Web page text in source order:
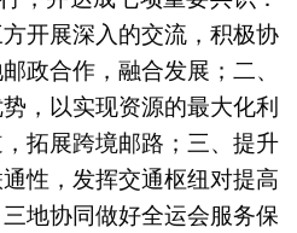
开展深入的交流，积极协
政合作，融合发展；二、
，以实现资源的最大化利
拓展跨境邮路；三、提升
性，发挥交通枢纽对提高
地协同做好全运会服务保